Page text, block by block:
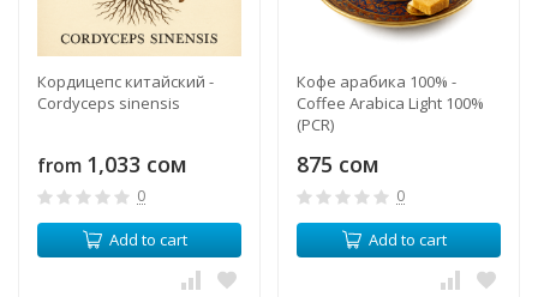
Кордицепс китайский -
Cordyceps sinensis
from 1,033 сом
0
Add to cart
Кофе арабика 100% -
Coffee Arabica Light 100%
(PCR)
875 сом
0
Add to cart